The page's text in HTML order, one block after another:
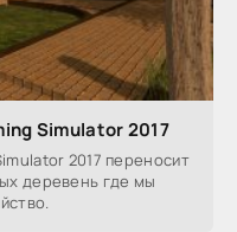
Simulator 2017
2017 переносит
деревень где мы